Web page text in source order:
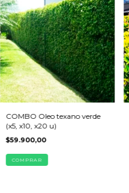
COMBO Oleo texano verde
(x5, x10, x20 u)
$59.900,00
COMPRAR